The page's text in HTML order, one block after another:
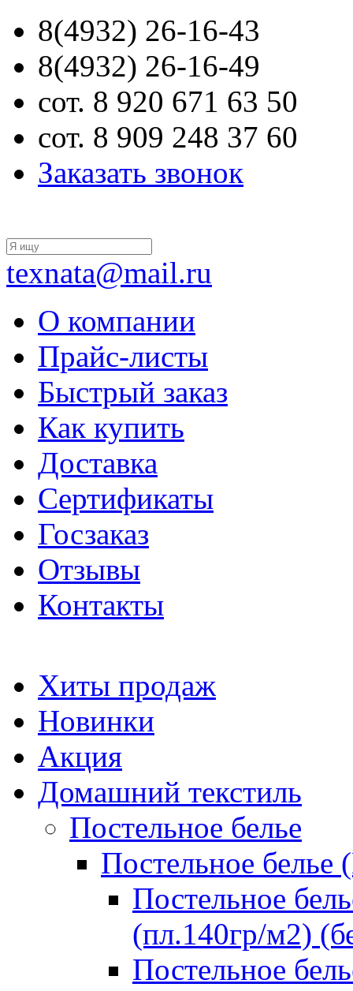
8(4932) 26-16-43
8(4932) 26-16-49
сот. 8 920 671 63 50
сот. 8 909 248 37 60
Заказать звонок
texnata@mail.ru
О компании
Прайс-листы
Быстрый заказ
Как купить
Доставка
Сертификаты
Госзаказ
Отзывы
Контакты
Хиты продаж
Новинки
Акция
Домашний текстиль
Постельное белье
Постельное белье
Постельное
(пл.140гр/м2)
Постельное